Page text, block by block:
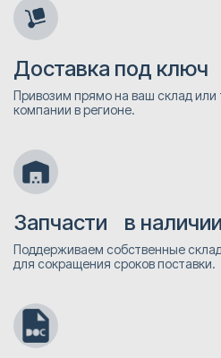
Доставка под ключ
Привозим прямо на ваш склад
компании в регионе.
Запчасти в наличии
Поддерживаем собственные
для сокращения сроков поставки.